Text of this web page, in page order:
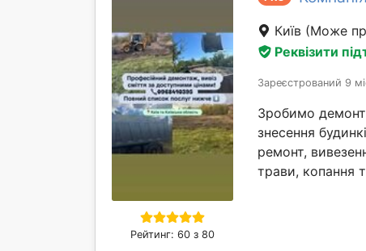
Рейтинг: 60 з 80
Київ (Може
Реквізити
Зареєстрований 9
Зробимо
знесення
ремонт,
трави, копання